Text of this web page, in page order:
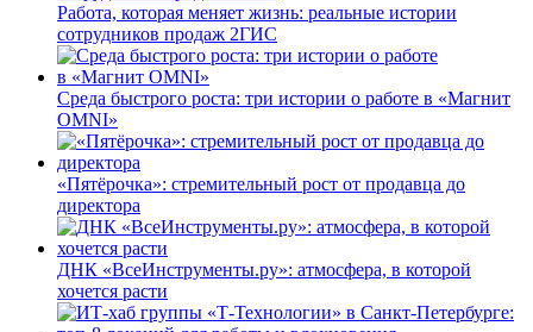
Работа, которая меняет жизнь: реальные истории
сотрудников продаж 2ГИС
Среда быстрого роста: три истории о работе в «Магнит
OMNI»
«Пятёрочка»: стремительный рост от продавца до
директора
ДНК «ВсеИнструменты.ру»: атмосфера, в которой
хочется расти